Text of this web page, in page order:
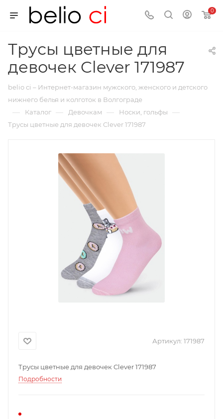
0
Трусы цветные для
девочек Clever 171987
belio ci – Интернет-магазин мужского, женского и детского
нижнего белья и колготок в Волгограде
— Каталог — Девочкам — Носки, гольфы —
Трусы цветные для девочек Clever 171987
Артикул: 171987
Трусы цветные для девочек Clever 171987
Подробности